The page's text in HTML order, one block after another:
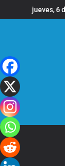
al
jueves, 6